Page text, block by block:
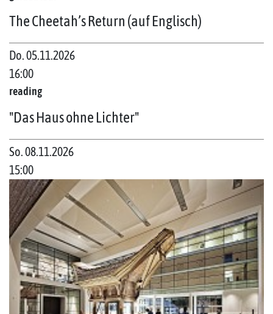
The Cheetah’s Return (auf Englisch)
Do. 05.11.2026
16:00
reading
"Das Haus ohne Lichter"
So. 08.11.2026
15:00